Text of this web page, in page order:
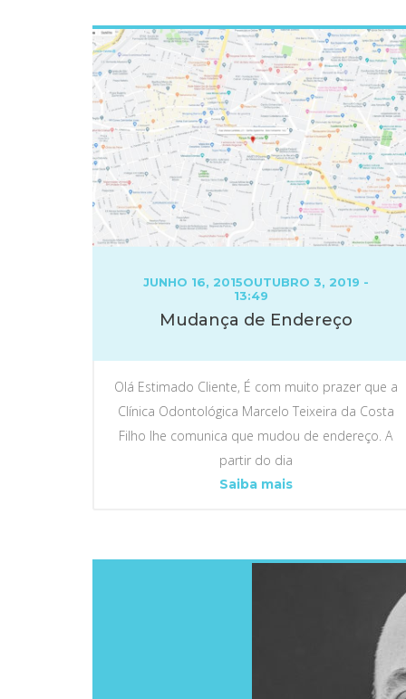
Soluções
Rápidas
para
a
Perda
ou
Ausência
de
Dentes
POSTED
JUNHO 16, 2015OUTUBRO 3, 2019 -
13:49
Mudança de Endereço
Olá Estimado Cliente, É com muito prazer que a
Clínica Odontológica Marcelo Teixeira da Costa
Filho lhe comunica que mudou de endereço. A
partir do dia
Saiba maisMudança